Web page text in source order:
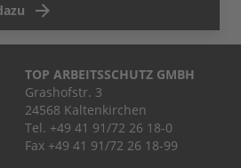
TOP ARBEITSSCHUTZ GMBH
Grashofstr. 3
24568 Kaltenkirchen
Tel. +49 41 91/72 26 18-0
Fax +49 41 91/72 26 18-99